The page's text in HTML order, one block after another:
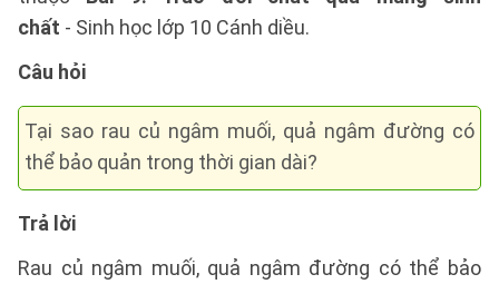
chất - Sinh học lớp 10 Cánh diều.
Câu hỏi
Tại sao rau củ ngâm muối, quả ngâm đường có
thể bảo quản trong thời gian dài?
Trả lời
Rau củ ngâm muối, quả ngâm đường có thể bảo